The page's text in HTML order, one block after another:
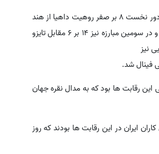
گرایی پیش از این در دور مقدماتی که روز گذشته دوشنبه برگزار شد، در دور نخست ۸ بر صفر روهیت داهیا از هند
را شکست داد. وی سپس ۷ بر ۲ از سد میهایل برادو از مولداوی گذشت و در سومین مبارزه نیز ۱۴ بر ۶ مقابل تایزو
نیز
در روز پایانی این رقابت ها بود که به مدال نقره جهان
وزن ۷۲ کیلوگرم، دیگر فرنگی کاران ایران در این رقابت ها بودند که روز